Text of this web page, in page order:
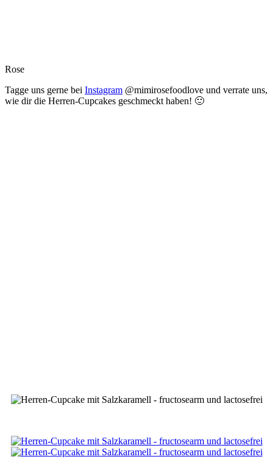
Rose
Tagge uns gerne bei Instagram @mimirosefoodlove und verrate uns,
wie dir die Herren-Cupcakes geschmeckt haben! 🙂